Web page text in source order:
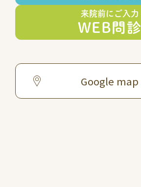
来院前にご入力
WEB問診
Google map